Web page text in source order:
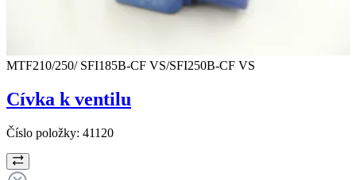
MTF210/250/ SFI185B-CF VS/SFI250B-CF VS
Cívka k ventilu
Číslo položky: 41120